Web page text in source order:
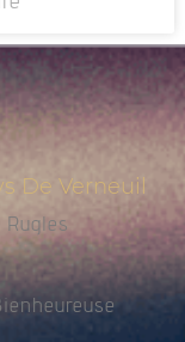
De Verneuil